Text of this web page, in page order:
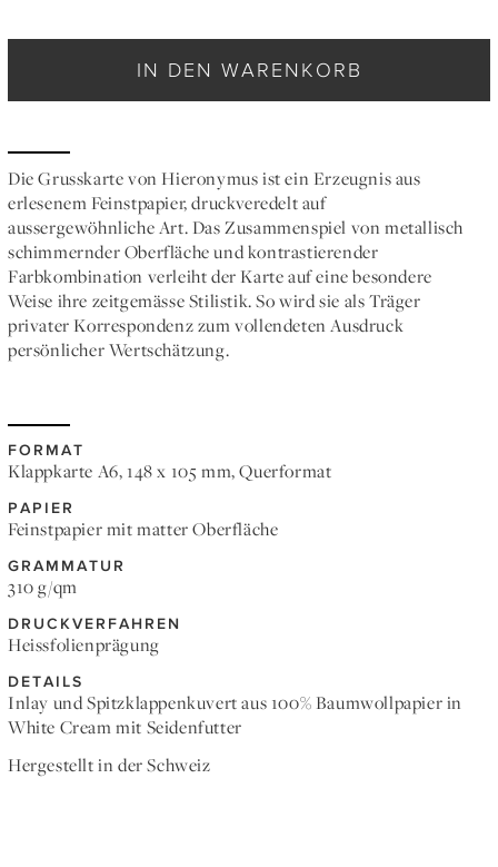
IN DEN WARENKORB
Die Grusskarte von Hieronymus ist ein Erzeugnis aus
erlesenem Feinstpapier, druckveredelt auf
aussergewöhnliche Art. Das Zusammenspiel von metallisch
schimmernder Oberfläche und kontrastierender
Farbkombination verleiht der Karte auf eine besondere
Weise ihre zeitgemässe Stilistik. So wird sie als Träger
privater Korrespondenz zum vollendeten Ausdruck
persönlicher Wertschätzung.
FORMAT
Klappkarte A6, 148 x 105 mm, Querformat
PAPIER
Feinstpapier mit matter Oberfläche
GRAMMATUR
310 g/qm
DRUCKVERFAHREN
Heissfolienprägung
DETAILS
Inlay und Spitzklappenkuvert aus 100% Baumwollpapier in
White Cream mit Seidenfutter
Hergestellt in der Schweiz